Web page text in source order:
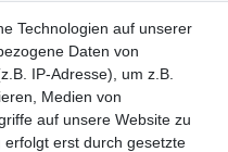
günstige Kinderwagen
und Imbiss
Technologien auf unserer
Daten von
IP-Adresse), um z.B.
Medien von
auf unsere Website zu
erst durch gesetzte